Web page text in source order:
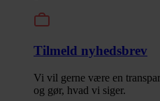
Tilmeld nyhedsbrev
Vi vil gerne være en
og gør, hvad vi siger.